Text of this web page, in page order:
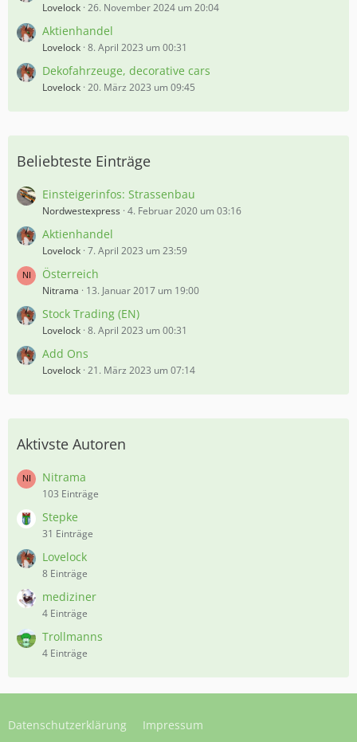
Lovelock 26. November 2024 um 20:04
Aktienhandel
Lovelock 8. April 2023 um 00:31
Dekofahrzeuge, decorative cars
Lovelock 20. März 2023 um 09:45
Beliebteste Einträge
Einsteigerinfos: Strassenbau
Nordwestexpress 4. Februar 2020 um 03:16
Aktienhandel
Lovelock 7. April 2023 um 23:59
Österreich
Nitrama 13. Januar 2017 um 19:00
Stock Trading (EN)
Lovelock 8. April 2023 um 00:31
Add Ons
Lovelock 21. März 2023 um 07:14
Aktivste Autoren
Nitrama
103 Einträge
Stepke
31 Einträge
Lovelock
8 Einträge
mediziner
4 Einträge
Trollmanns
4 Einträge
Datenschutzerklärung Impressum